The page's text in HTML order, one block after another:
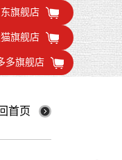
旗舰店
旗舰店
多旗舰店
首页